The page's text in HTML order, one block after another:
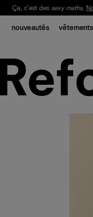
Notre Bilan Responsable
Ça, c'est des sexy maths.
nouveautés vêtements